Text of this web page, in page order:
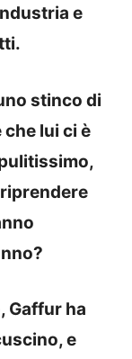
e
stinco di
lui ci è
Gaffur ha
e